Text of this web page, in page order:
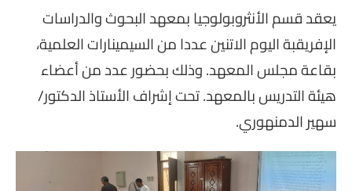
يعقدقسم الأنثروبولوجيابمعهد البحوث والدراسات
الإفريقبة اليوم الاتنين عددا من السيمينارات العلمية،
بقاعة مجلس المعهد. وذلك بحضور عدد من أعضاء
هيئة التدريس بالمعهد. تحت إشراف الأستاذ الدكتور/
سهير الدمنهوري.